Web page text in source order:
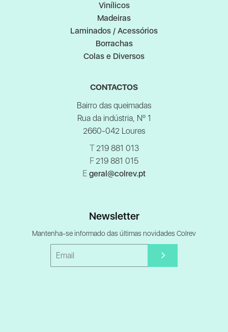
Vinílicos
Madeiras
Laminados / Acessórios
Borrachas
Colas e Diversos
CONTACTOS
Bairro das queimadas
Rua da indústria, Nº 1
2660-042 Loures
T219 881 013
F219 881 015
E geral@colrev.pt
Newsletter
Mantenha-se informado das últimas novidades Colrev